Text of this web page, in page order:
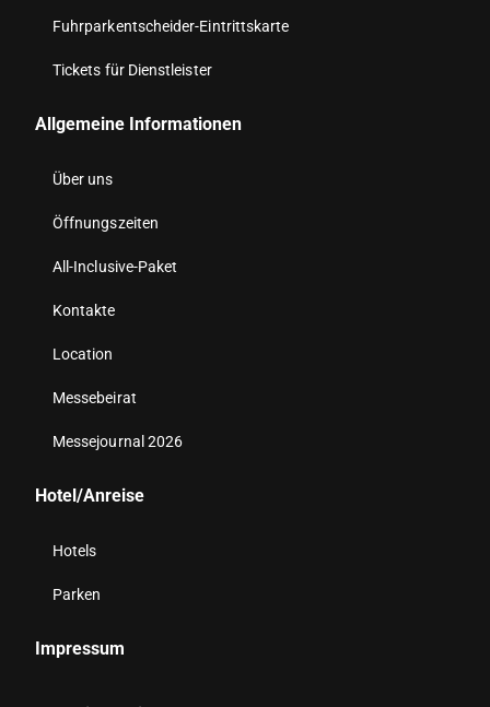
Fuhrparkentscheider-Eintrittskarte
Tickets für Dienstleister
Allgemeine Informationen
Über uns
Öffnungszeiten
All-Inclusive-Paket
Kontakte
Location
Messebeirat
Messejournal 2026
Hotel/Anreise
Hotels
Parken
Impressum